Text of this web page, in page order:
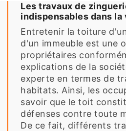
Les travaux de
indispensables dans
Entretenir la toiture
d'un immeuble est une
propriétaires
explications de la
experte en termes de
habitats. Ainsi, les
savoir que le toit
défenses contre toute
De ce fait, différents